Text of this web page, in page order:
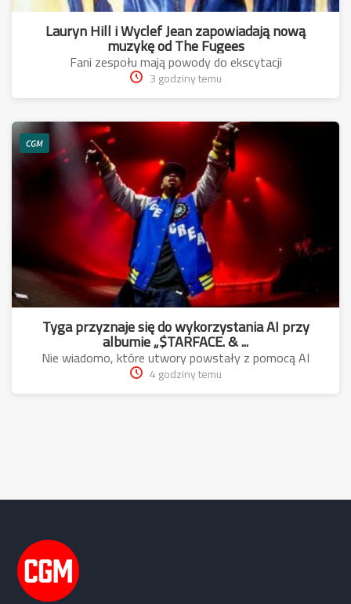
Lauryn Hill i Wyclef Jean zapowiadają nową
muzykę od The Fugees
Fani zespołu mają powody do ekscytacji
3 godziny temu
CGM
Tyga przyznaje się do wykorzystania AI przy
albumie „$TARFACE. & ...
Nie wiadomo, które utwory powstały z pomocą AI
4 godziny temu